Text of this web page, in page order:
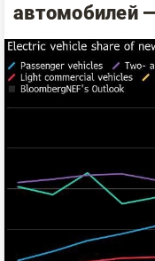
автомобилей